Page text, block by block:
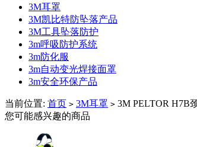
3M耳罩
3M凯比特防坠落产品
3M工具坠落防护
3m呼吸防护系统
3m防化服
3m自动变光焊接面罩
3m安全环保产品
当前位置: 首页 > 3M耳罩 > 3M PELTOR H7B
您可能感兴趣的商品